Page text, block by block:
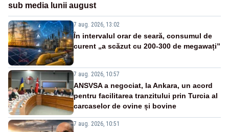
sub media lunii august
7 aug. 2026, 13:02
În intervalul orar de seară, consumul de
curent „a scăzut cu 200-300 de megawați”
7 aug. 2026, 10:57
ANSVSA a negociat, la Ankara, un acord
pentru facilitarea tranzitului prin Turcia al
carcaselor de ovine și bovine
7 aug. 2026, 10:51